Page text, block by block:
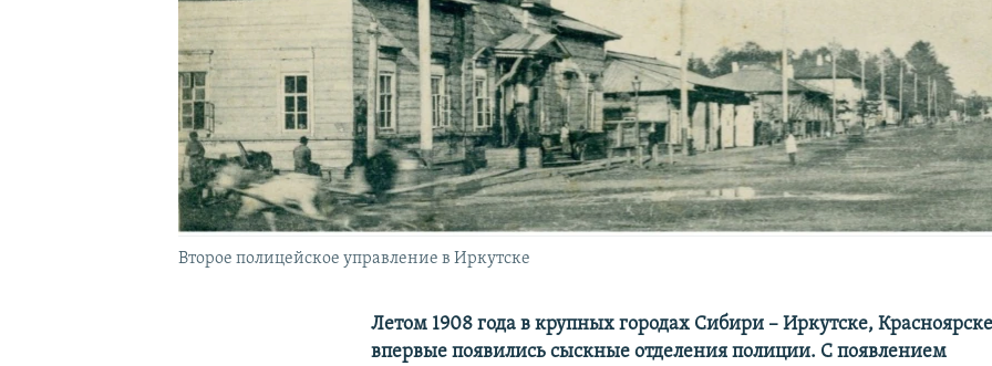
Второе полицейское управление в Иркутске
Летом 1908 года в крупных городах Сибири – Иркутске,
впервые появились сыскные отделения полиции. С появлением